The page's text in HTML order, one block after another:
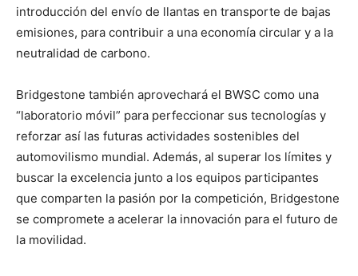
introducción del envío de llantas en transporte de bajas
emisiones, para contribuir a una economía circular y a la
neutralidad de carbono.
Bridgestone también aprovechará el BWSC como una
“laboratorio móvil” para perfeccionar sus tecnologías y
reforzar así las futuras actividades sostenibles del
automovilismo mundial. Además, al superar los límites y
buscar la excelencia junto a los equipos participantes
que comparten la pasión por la competición, Bridgestone
se compromete a acelerar la innovación para el futuro de
la movilidad.